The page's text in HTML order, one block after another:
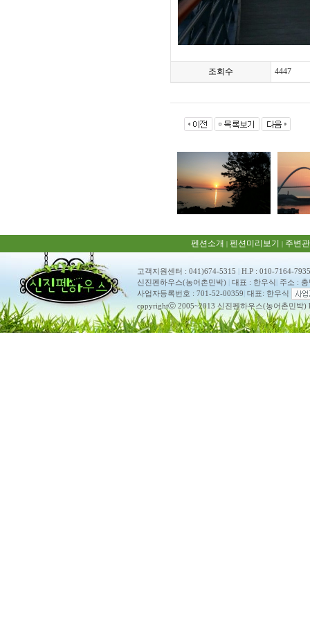
조회수 4447
펜션소개 | 펜션미리보기 | 주변
고객지원센터 : 041)674-5315 | H.P : 010-7164-7935
신진펜하우스(농어촌민박) | 대표 : 한우식| 주소 :
사업자등록번호 : 701-52-00359 대표: 한우식
copyrightⓒ 2005~2013 신진펜하우스(농어촌민박)